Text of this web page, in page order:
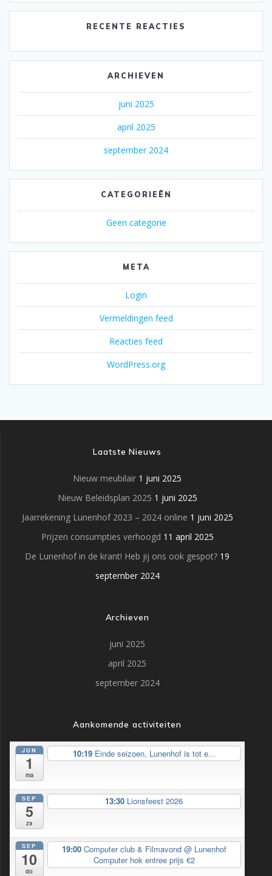
RECENTE REACTIES
ARCHIEVEN
juni 2025
april 2025
september 2024
CATEGORIEËN
Geen categorie
META
Login
Vermeldingen feed
Reacties feed
WordPress.org
Laatste Nieuws
Nieuw meubilair 1 juni 2025
Nieuw Beleidsplan 2025 1 juni 2025
Jaarrekening Lunenhof 2023 – 2024 online 1 juni 2025
Prijzen consumpties verhoogd 11 april 2025
De Lunenhof in de krant! Heb jij ons ook gespot? 19
september 2024
Archieven
juni 2025
april 2025
september 2024
Aankomende activiteiten
JUN
1
ma
10:19 Einde seizoen, Lunenhof is tot e...
SEP
5
za
13:30 Lionsfeest 2026
SEP
10
do
19:00 Computer club & Filmavond @ Lunenhof
Computer hok entree prijs €2